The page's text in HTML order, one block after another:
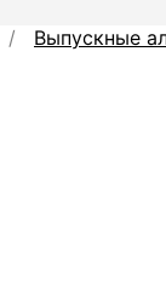
/ Выпускные